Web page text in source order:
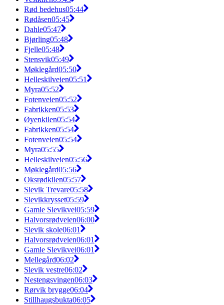
Rød bedehus05:44
Rødåsen05:45
Dahle05:47
Bjørling05:48
Fjelle05:48
Stensvik05:49
Møklegård05:50
Helleskilveien05:51
Myra05:52
Fotenveien05:52
Fabrikken05:53
Øyenkilen05:54
Fabrikken05:54
Fotenveien05:54
Myra05:55
Helleskilveien05:56
Møklegård05:56
Oksrødkilen05:57
Slevik Trevare05:58
Slevikkrysset05:59
Gamle Slevikvei05:59
Halvorsrødveien06:00
Slevik skole06:01
Halvorsrødveien06:01
Gamle Slevikvei06:01
Mellegård06:02
Slevik vestre06:02
Nestengsvingen06:03
Rørvik brygge06:04
Stillhaugsbukta06:05